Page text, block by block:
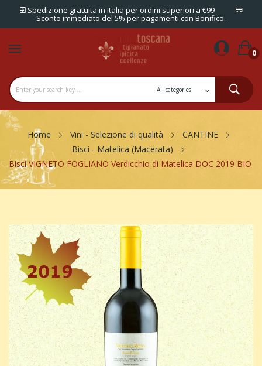
Spedizione gratuita in Italia per ordini superiori a €99
Sconto immediato del 5% per pagamenti con Bonifico.
0
Home Vini - Selezione di qualità
CANTINE
Bisci - Matelica (Macerata)
Bisci VIGNETO FOGLIANO Verdicchio di Matelica DOC 2019 BIO